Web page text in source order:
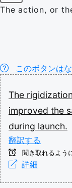
The action, or
このボタンは
The rigidization
improved the
during launch.
翻訳する
聞き取れるよう
詳細